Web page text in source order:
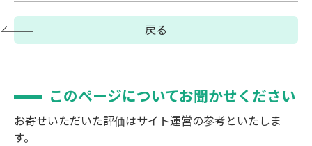
戻る
このページについてお聞かせください
お寄せいただいた評価はサイト運営の参考といたしま
す。